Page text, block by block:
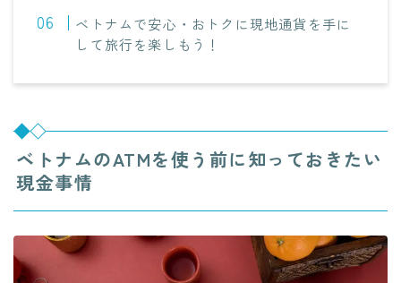
ベトナムで安心・おトクに現地通貨を手に
して旅行を楽しもう！
ベトナムのATMを使う前に知っておきたい
現金事情